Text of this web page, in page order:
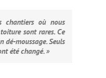
chantiers où nous
sont rares. Ce
dé-moussage. Seuls
été changé. »